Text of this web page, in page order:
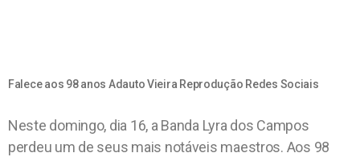
Falece aos 98 anos Adauto Vieira Reprodução Redes Sociais
Neste domingo, dia 16, a Banda Lyra dos Campos
perdeu um de seus mais notáveis maestros. Aos 98